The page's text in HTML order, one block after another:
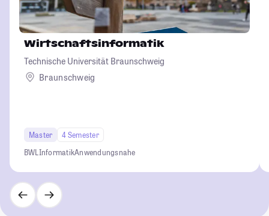
Wirtschaftsinformatik
Technische Universität Braunschweig
Braunschweig
Master
4 Semester
BWLInformatikAnwendungsnahe